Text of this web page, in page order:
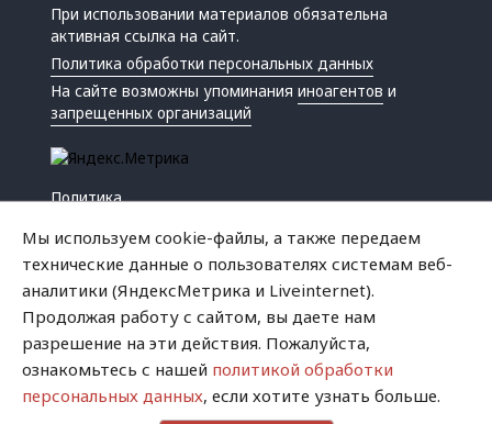
При использовании материалов обязательна
активная ссылка на сайт.
Политика обработки персональных данных
На сайте возможны упоминанияиноагентов и
запрещенных организаций
Политика
Криминал
Успех
Хватит это терпеть
Мы используем cookie-файлы, а также передаем
технические данные о пользователях системам веб-
аналитики (ЯндексМетрика и Liveinternet).
Продолжая работу с сайтом, вы даете нам
разрешение на эти действия. Пожалуйста,
ознакомьтесь с нашей политикой обработки
персональных данных, если хотите узнать больше.